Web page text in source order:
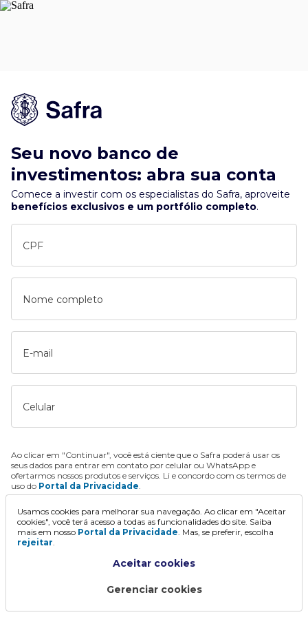
Seu novo banco de
investimentos: abra sua conta
Comece a investir com os especialistas do Safra, aproveite
benefícios exclusivos e um portfólio completo.
CPF
Nome completo
E-mail
Celular
Ao clicar em "Continuar", você está ciente que o Safra poderá usar os
seus dados para entrar em contato por celular ou WhatsApp e
ofertarmos nossos produtos e serviços. Li e concordo com os termos de
uso do Portal da Privacidade.
Continuar
Usamos cookies para melhorar sua navegação. Ao clicar em "Aceitar
cookies", você terá acesso a todas as funcionalidades do site. Saiba
mais em nosso Portal da Privacidade. Mas, se preferir, escolha
rejeitar.
Aceitar cookies
Gerenciar cookies